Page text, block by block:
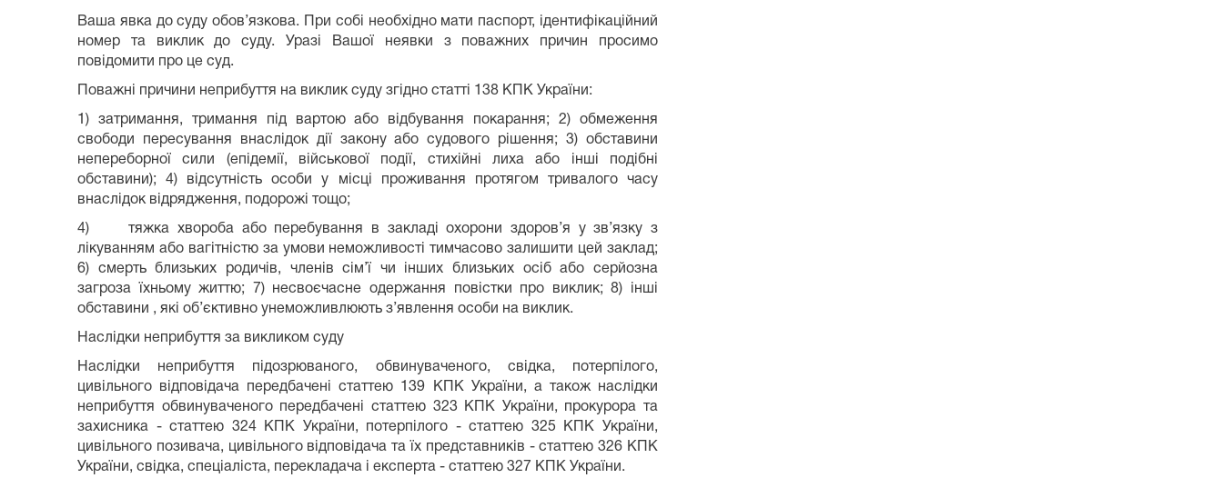
Ваша явка до суду обов’язкова. При собі необхідно мати паспорт, ідентифікаційний
номер та виклик до суду. Уразі Вашої неявки з поважних причин просимо
повідомити про це суд.
Поважні причини неприбуття на виклик суду згідно статті 138 КПК України:
1) затримання, тримання під вартою або відбування покарання; 2) обмеження
свободи пересування внаслідок дії закону або судового рішення; 3) обставини
непереборної сили (епідемії, військової події, стихійні лиха або інші подібні
обставини); 4) відсутність особи у місці проживання протягом тривалого часу
внаслідок відрядження, подорожі тощо;
4) тяжка хвороба або перебування в закладі охорони здоров’я у зв’язку з
лікуванням або вагітністю за умови неможливості тимчасово залишити цей заклад;
6) смерть близьких родичів, членів сім’ї чи інших близьких осіб або серйозна
загроза їхньому життю; 7) несвоєчасне одержання повістки про виклик; 8) інші
обставини , які об’єктивно унеможливлюють з’явлення особи на виклик.
Наслідки неприбуття за викликом суду
Наслідки неприбуття підозрюваного, обвинуваченого, свідка, потерпілого,
цивільного відповідача передбачені статтею 139 КПК України, а також наслідки
неприбуття обвинуваченого передбачені статтею 323 КПК України, прокурора та
захисника - статтею 324 КПК України, потерпілого - статтею 325 КПК України,
цивільного позивача, цивільного відповідача та їх представників - статтею 326 КПК
України, свідка, спеціаліста, перекладача і експерта - статтею 327 КПК України.